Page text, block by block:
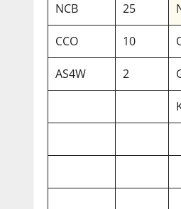
NCB 25
CCO 10
AS4W 2